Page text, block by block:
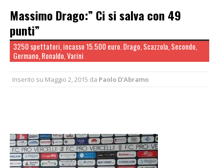
Massimo Drago:” Ci si salva con 49
punti”
3250 spettatori, incasso 15.500 euro. Drago, Scazzola, Secondo,
Germano, Ronaldo, Varini
Inserito su Maggio 2, 2015 da Paolo D'Abramo